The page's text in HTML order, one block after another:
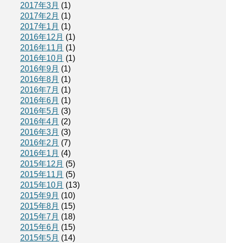
2017年3月 (1)
2017年2月 (1)
2017年1月 (1)
2016年12月 (1)
2016年11月 (1)
2016年10月 (1)
2016年9月 (1)
2016年8月 (1)
2016年7月 (1)
2016年6月 (1)
2016年5月 (3)
2016年4月 (2)
2016年3月 (3)
2016年2月 (7)
2016年1月 (4)
2015年12月 (5)
2015年11月 (5)
2015年10月 (13)
2015年9月 (10)
2015年8月 (15)
2015年7月 (18)
2015年6月 (15)
2015年5月 (14)